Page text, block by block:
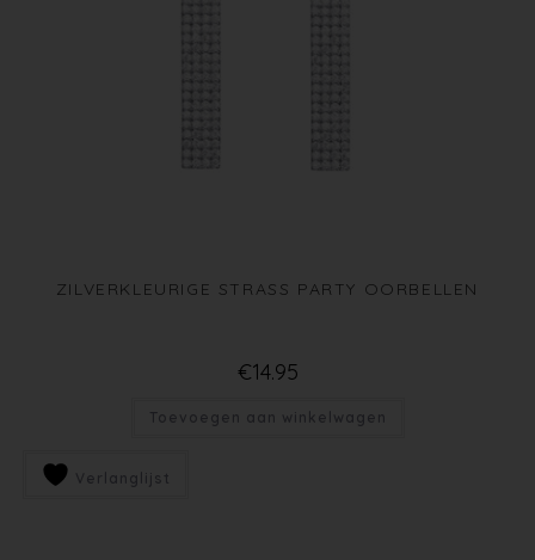
ZILVERKLEURIGE STRASS PARTY OORBELLEN
€14.95
Toevoegen aan winkelwagen
Verlanglijst